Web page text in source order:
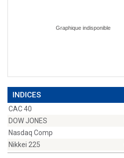
INDICES
CAC 40
DOW JONES
Nasdaq Comp
Nikkei 225